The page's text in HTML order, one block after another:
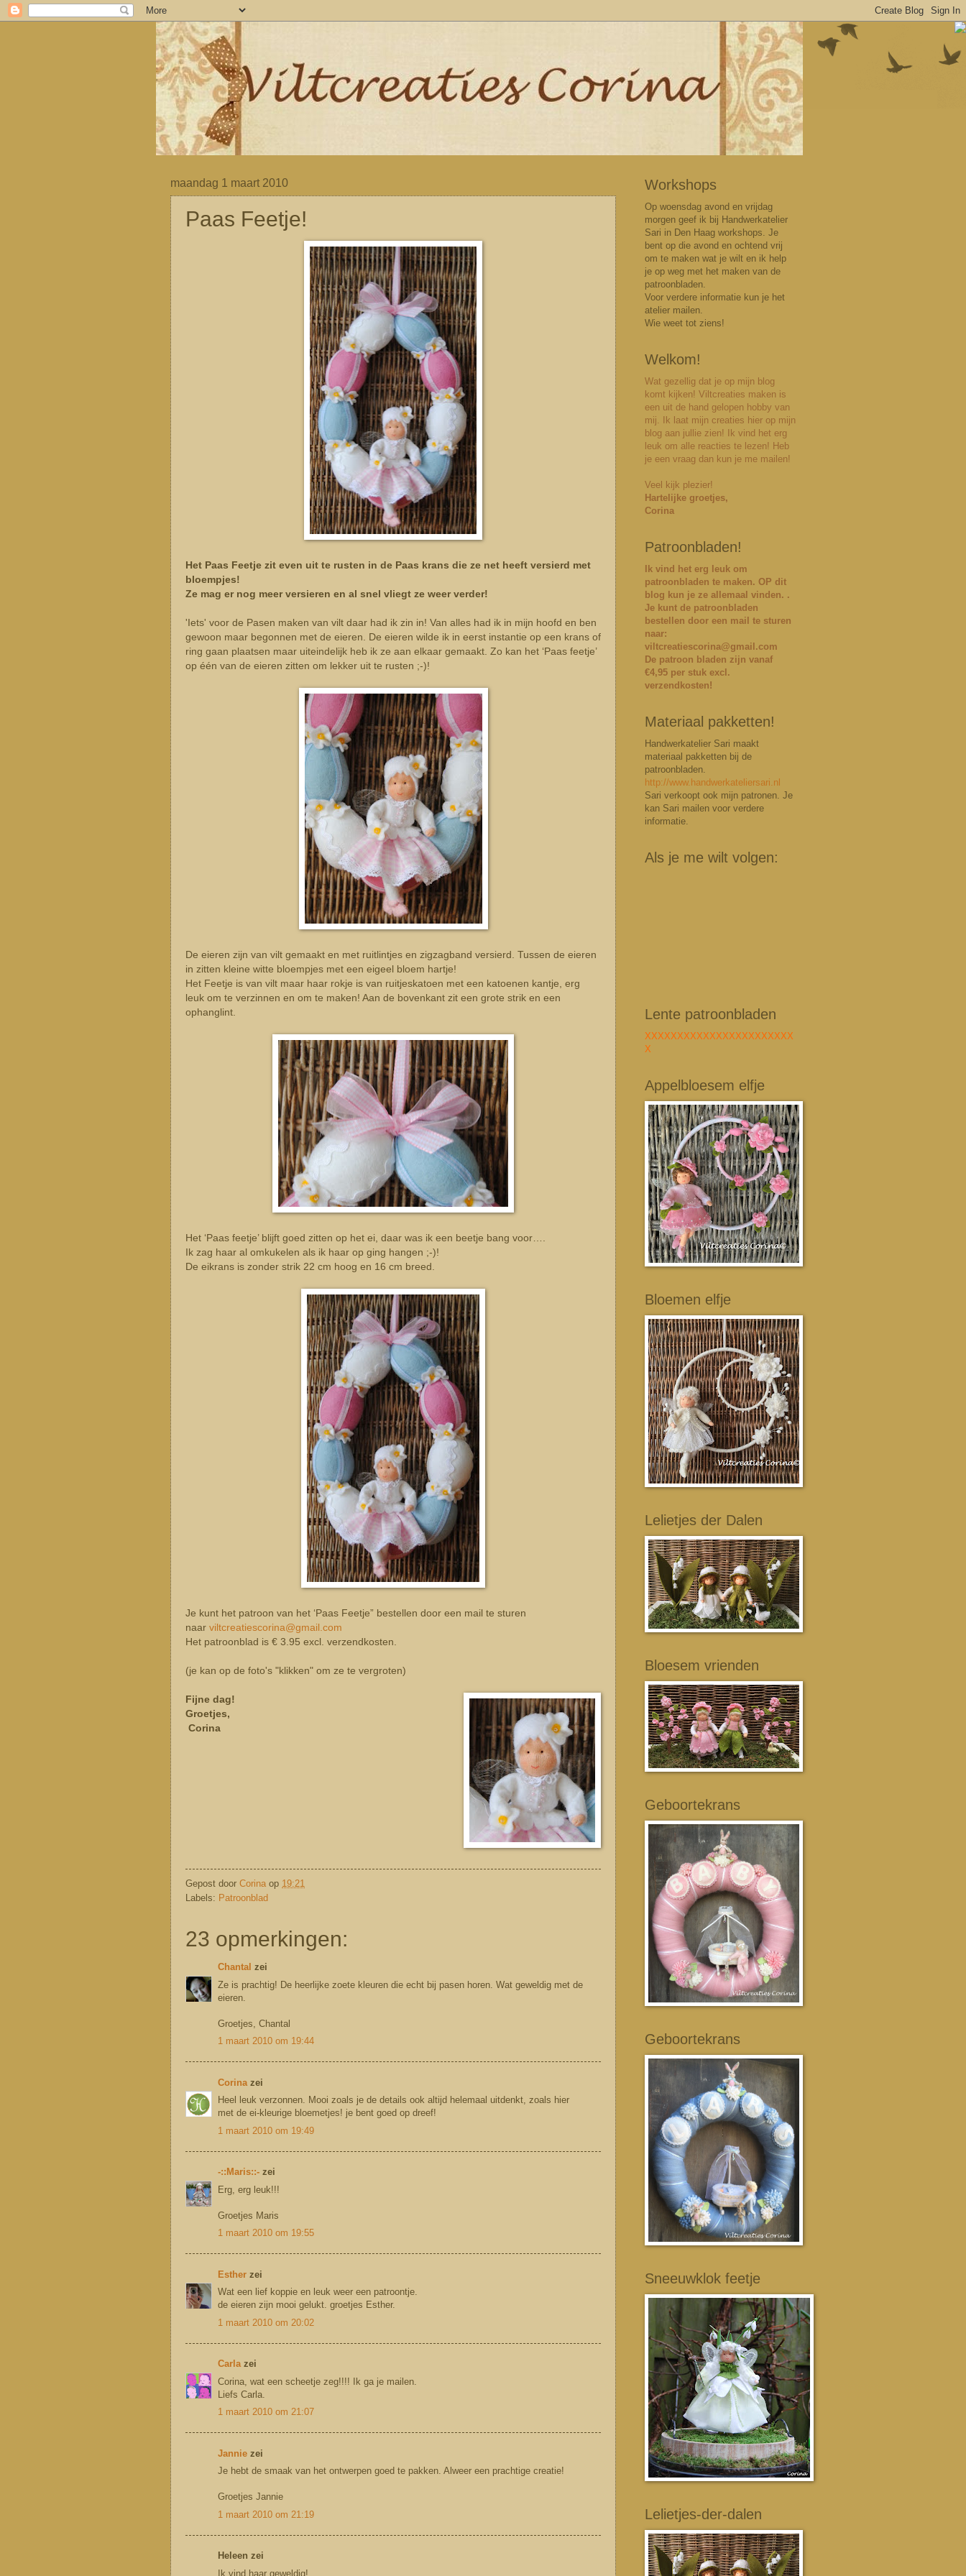
maandag 1 maart 2010
Paas Feetje!
Het Paas Feetje zit even uit te rusten in de Paas krans die ze net heeft versierd met
bloempjes!
Ze mag er nog meer versieren en al snel vliegt ze weer verder!
'Iets' voor de Pasen maken van vilt daar had ik zin in! Van alles had ik in mijn hoofd en ben
gewoon maar begonnen met de eieren. De eieren wilde ik in eerst instantie op een krans of
ring gaan plaatsen maar uiteindelijk heb ik ze aan elkaar gemaakt. Zo kan het ‘Paas feetje’
op één van de eieren zitten om lekker uit te rusten ;-)!
De eieren zijn van vilt gemaakt en met ruitlintjes en zigzagband versierd. Tussen de eieren
in zitten kleine witte bloempjes met een eigeel bloem hartje!
Het Feetje is van vilt maar haar rokje is van ruitjeskatoen met een katoenen kantje, erg
leuk om te verzinnen en om te maken! Aan de bovenkant zit een grote strik en een
ophanglint.
Het ‘Paas feetje’ blijft goed zitten op het ei, daar was ik een beetje bang voor….
Ik zag haar al omkukelen als ik haar op ging hangen ;-)!
De eikrans is zonder strik 22 cm hoog en 16 cm breed.
Je kunt het patroon van het ‘Paas Feetje” bestellen door een mail te sturen
naar viltcreatiescorina@gmail.com
Het patroonblad is € 3.95 excl. verzendkosten.
(je kan op de foto's "klikken" om ze te vergroten)
Fijne dag!
Groetjes,
Corina
Gepost door Corina op 19:21
Labels: Patroonblad
23 opmerkingen:
Chantal zei
Ze is prachtig! De heerlijke zoete kleuren die echt bij pasen horen. Wat geweldig met de
eieren.
Groetjes, Chantal
1 maart 2010 om 19:44
Corina zei
Heel leuk verzonnen. Mooi zoals je de details ook altijd helemaal uitdenkt, zoals hier
met de ei-kleurige bloemetjes! je bent goed op dreef!
1 maart 2010 om 19:49
-::Maris::- zei
Erg, erg leuk!!!
Groetjes Maris
1 maart 2010 om 19:55
Esther zei
Wat een lief koppie en leuk weer een patroontje.
de eieren zijn mooi gelukt. groetjes Esther.
1 maart 2010 om 20:02
Carlazei
Corina, wat een scheetje zeg!!!! Ik ga je mailen.
Liefs Carla.
1 maart 2010 om 21:07
Jannie zei
Je hebt de smaak van het ontwerpen goed te pakken. Alweer een prachtige creatie!
Groetjes Jannie
1 maart 2010 om 21:19
Heleen zei
Ik vind haar geweldig!
Workshops
Op woensdag avond en vrijdag
morgen geef ik bij Handwerkatelier
Sari in Den Haag workshops. Je
bent op die avond en ochtend vrij
om te maken wat je wilt en ik help
je op weg met het maken van de
patroonbladen.
Voor verdere informatie kun je het
atelier mailen.
Wie weet tot ziens!
Welkom!
Wat gezellig dat je op mijn blog
komt kijken! Viltcreaties maken is
een uit de hand gelopen hobby van
mij. Ik laat mijn creaties hier op mijn
blog aan jullie zien! Ik vind het erg
leuk om alle reacties te lezen! Heb
je een vraag dan kun je me mailen!
Veel kijk plezier!
Hartelijke groetjes,
Corina
Patroonbladen!
Ik vind het erg leuk om
patroonbladen te maken. OP dit
blog kun je ze allemaal vinden. .
Je kunt de patroonbladen
bestellen door een mail te sturen
naar:
viltcreatiescorina@gmail.com
De patroon bladen zijn vanaf
€4,95 per stuk excl.
verzendkosten!
Materiaal pakketten!
Handwerkatelier Sari maakt
materiaal pakketten bij de
patroonbladen.
http://www.handwerkateliersari.nl
Sari verkoopt ook mijn patronen. Je
kan Sari mailen voor verdere
informatie.
Als je me wilt volgen:
Lente patroonbladen
XXXXXXXXXXXXXXXXXXXXXXX
X
Appelbloesem elfje
Bloemen elfje
Lelietjes der Dalen
Bloesem vrienden
Geboortekrans
Geboortekrans
Sneeuwklok feetje
Lelietjes-der-dalen